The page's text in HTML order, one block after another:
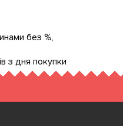
без %,
з дня покупки